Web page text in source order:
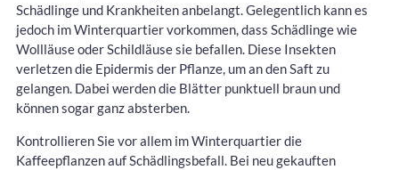
Schädlinge und Krankheiten anbelangt. Gelegentlich kann es
jedoch im Winterquartier vorkommen, dass Schädlinge wie
Wollläuse oder Schildläuse sie befallen. Diese Insekten
verletzen die Epidermis der Pflanze, um an den Saft zu
gelangen. Dabei werden die Blätter punktuell braun und
können sogar ganz absterben.
Kontrollieren Sie vor allem im Winterquartier die
Kaffeepflanzen auf Schädlingsbefall. Bei neu gekauften